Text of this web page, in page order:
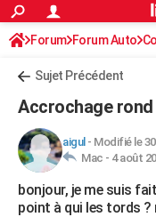
ACTUALITÉS
Politique
Société
Faits Divers
Education
Monde
Villes
+
FINANCE
Retraite
Impôts
Epargne
Immobilier
Risques naturels par ville
Banque
Assurance
Crédit
AUTO
Essais
Réserver un essai
Citadines
Berlines
SUV
Forum auto
+HIGH-TECH
Forum Forum Auto
Sujet Précédent
Accrochage
aigul - Modifié le
Mac - 4 août
bonjour, je me suis
point à qui les tords ?